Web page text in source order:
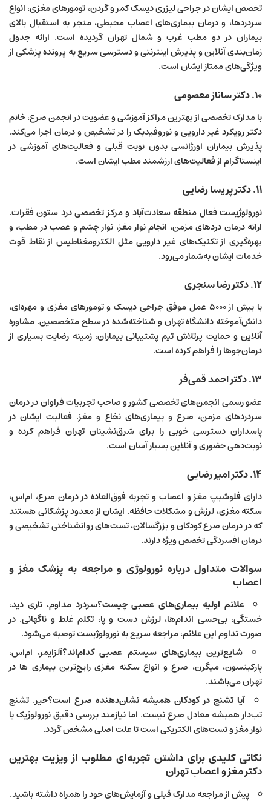
تخصص ایشان در جراحی لیزری دیسک کمر و گردن، تومورهای مغزی، انواع
سردردها، و درمان بیماری‌های اعصاب محیطی، منجر به استقبال بالای
بیماران در دو مطب غرب و شمال تهران گردیده است. ارائه جدول
زمان‌بندی آنلاین و پذیرش اینترنتی و دسترسی سریع به پرونده پزشکی از
ویژگی‌های ممتاز ایشان است.
۱۰. دکتر ساناز معصومی
با مدارک تخصصی از بهترین مراکز آموزشی و عضویت در انجمن صرع، خانم
دکتر رویکرد غیر دارویی و نوروفیدبک را در تشخیص و درمان اجرا می‌کند.
پذیرش بیماران اورژانسی بدون نوبت قبلی و فعالیت‌های آموزشی در
اینستاگرام از فعالیت‌های ارزشمند مطب ایشان است.
۱۱. دکتر پریسا رضایی
نورولوژیست فعال منطقه سعادت‌آباد و مرکز تخصصی درد ستون فقرات.
ارائه درمان دردهای مزمن، انجام نوار مغز، نوار چشم و عصب در مطب، و
بهره‌گیری از تکنیک‌های غیر دارویی مثل الکترومغناطیس از نقاط قوت
خدمات ایشان به‌شمار می‌رود.
۱۲. دکتر رضا سنجری
با بیش از ۵۰۰۰ عمل موفق جراحی دیسک و تومورهای مغزی و مهره‌ای،
دانش‌آموخته دانشگاه تهران و شناخته‌شده در سطح متخصصین. مشاوره
آنلاین و حمایت پرتلاش تیم پشتیبانی بیماران، زمینه رضایت بسیاری از
درمان‌جوها را فراهم کرده است.
۱۳. دکتر احمد قمی‌فر
عضو رسمی انجمن‌های تخصصی کشور و صاحب تجربیات فراوان در درمان
سردردهای مزمن، صرع و بیماری‌های نخاع و مغز. فعالیت ایشان در
پاسداران دسترسی خوبی را برای شرق‌نشینان تهران فراهم کرده و
نوبت‌دهی حضوری و آنلاین بسیار آسان است.
۱۴. دکتر امیر رضایی
دارای فلوشیپ مغز و اعصاب و تجربه فوق‌العاده در درمان صرع، ام‌اس،
سکته مغزی، لرزش و مشکلات حافظه. ایشان از معدود پزشکانی هستند
که در درمان صرع کودکان و بزرگسالان، تست‌های روانشناختی تشخیصی و
درمان افسردگی تخصص ویژه دارند.
سوالات متداول درباره نورولوژی و مراجعه به پزشک مغز و
اعصاب
علائم اولیه بیماری‌های عصبی چیست؟سردرد مداوم، تاری دید،
خستگی، بی‌حسی اندام‌ها، لرزش دست و پا، تکلم غلط و ناگهانی. در
صورت تداوم این علائم، مراجعه سریع به نورولوژیست توصیه می‌شود.
شایع‌ترین بیماری‌های سیستم عصبی کدام‌اند؟آلزایمر، ام‌اس،
پارکینسون، میگرن، صرع و انواع سکته مغزی رایج‌ترین بیماری ها در
تهران می‌باشند.
آیا تشنج در کودکان همیشه نشان‌دهنده صرع است؟خیر. تشنج
تب‌دار همیشه معادل صرع نیست. اما نیازمند بررسی دقیق نورولوژیک با
نوار مغز و تست‌های الکتریکی است تا علت اصلی مشخص گردد.
نکاتی کلیدی برای داشتن تجربه‌ای مطلوب از ویزیت بهترین
دکتر مغز و اعصاب تهران
پیش از مراجعه مدارک قبلی و آزمایش‌های خود را همراه داشته باشید.